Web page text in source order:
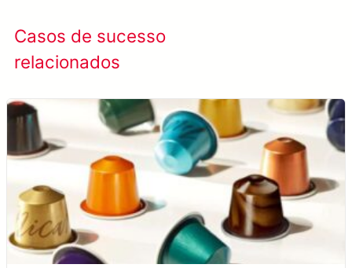
Casos de sucesso
relacionados